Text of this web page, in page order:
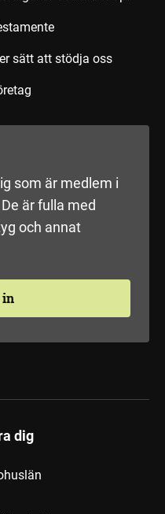
sätt att stödja oss
som är medlem i
är fulla med
och annat
in
dig